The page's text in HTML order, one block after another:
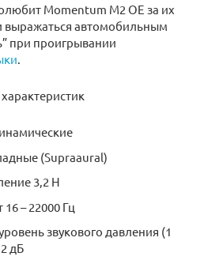
Momentum M2 OE за их
выражаться автомобильным
при проигрывании
(Supraaural)
3,2 Н
– 22000 Гц
звукового давления (1
дБ